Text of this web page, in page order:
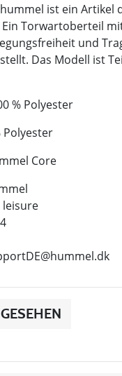
ist ein Artikel
Torwartoberteil
und
Das Modell ist
% Polyester
Polyester
Core